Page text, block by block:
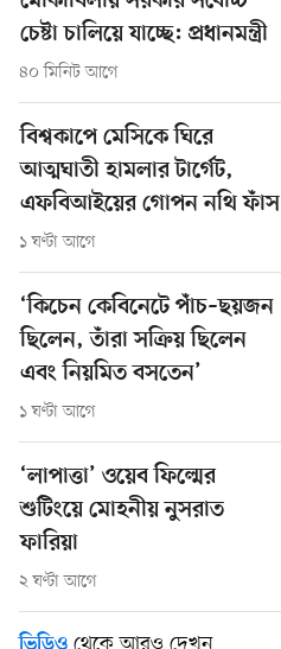
চেষ্টা চালিয়ে যাচ্ছে: প্রধানমন্ত্রী
৪০ মিনিট আগে
বিশ্বকাপে মেসিকে ঘিরে
আত্মঘাতী হামলার টার্গেট,
এফবিআইয়ের গোপন নথি ফাঁস
১ ঘণ্টা আগে
‘কিচেন কেবিনেটে পাঁচ–ছয়জন
ছিলেন, তাঁরা সক্রিয় ছিলেন
এবং নিয়মিত বসতেন’
১ ঘণ্টা আগে
‘লাপাত্তা’ ওয়েব ফিল্মের
শুটিংয়ে মোহনীয় নুসরাত
ফারিয়া
২ ঘণ্টা আগে